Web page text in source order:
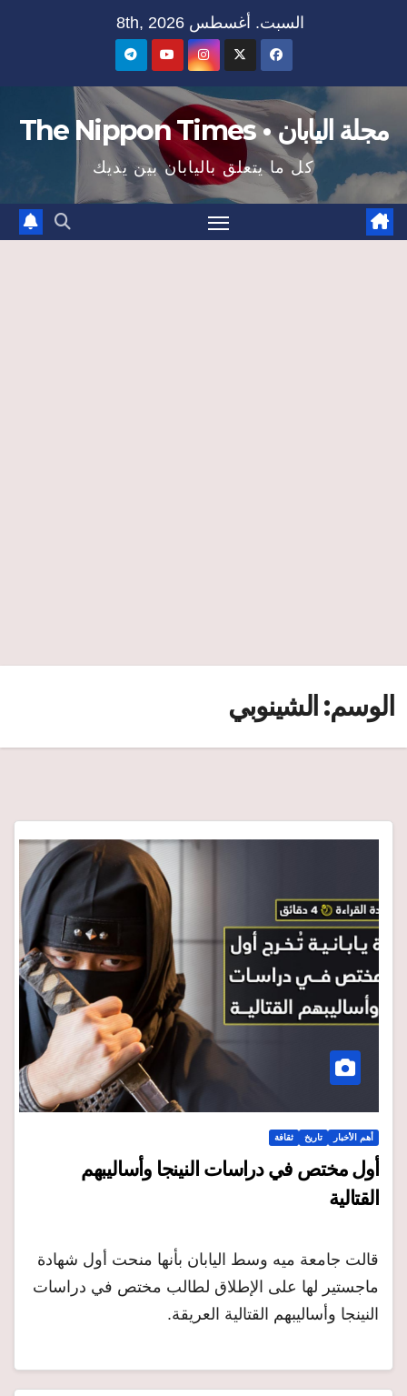
السبت. أغسطس 8th, 2026
مجلة اليابان • The Nippon Times
كل ما يتعلق باليابان بين يديك
الوسم: الشينوبي
أهم الأخبار تاريخ ثقافة
أول مختص في دراسات النينجا وأساليبهم
القتالية
قالت جامعة ميه وسط اليابان بأنها منحت أول شهادة
ماجستير لها على الإطلاق لطالب مختص في دراسات
النينجا وأساليبهم القتالية العريقة.